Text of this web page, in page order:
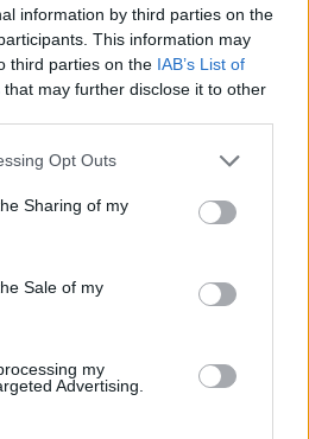
information by third parties on the
This information may
third parties on the IAB’s List of
that may further disclose it to other
app uses one or more Google
behaviour. You may click to
and its third-party tags to
purposes in below Google
Opt Outs
Sharing of my
Sale of my
my
Advertising.
le canzoni e l’eredità del